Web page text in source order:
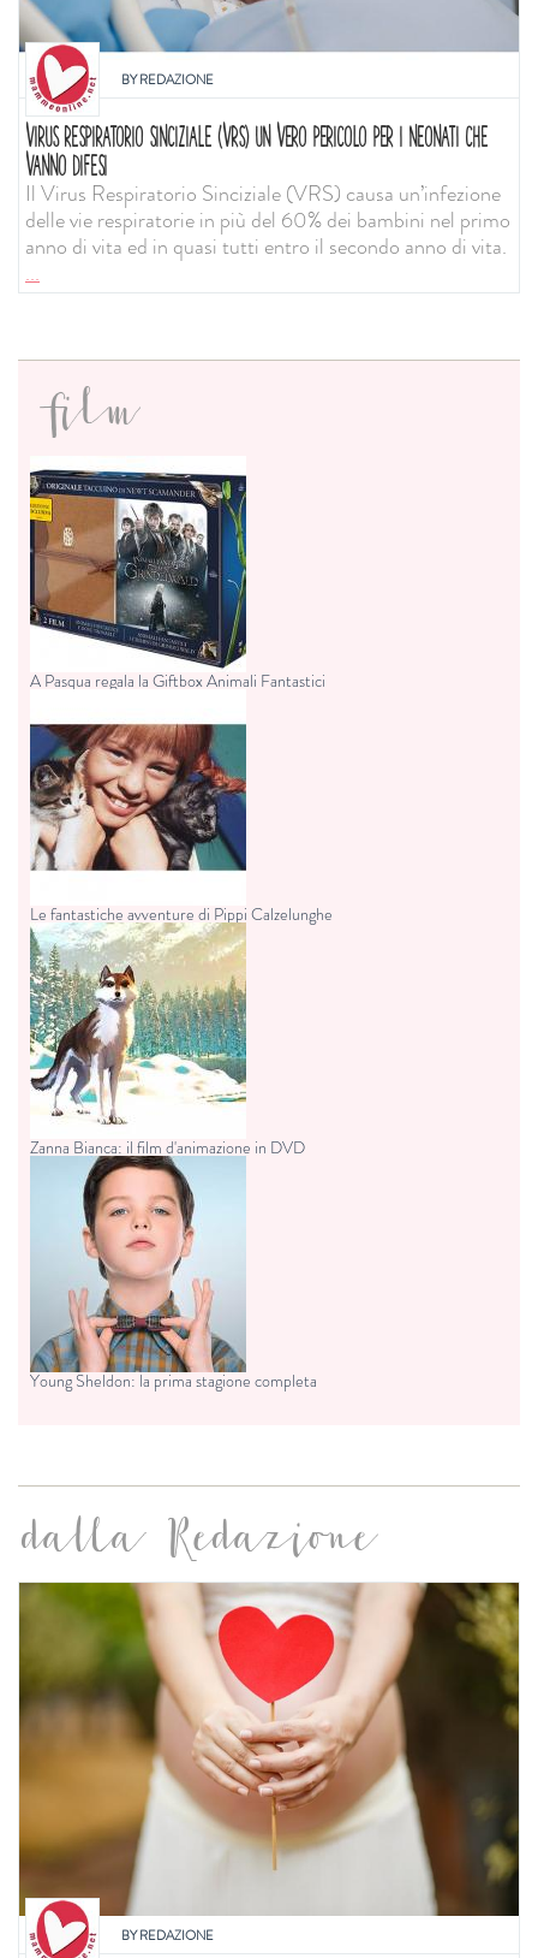
BYREDAZIONE
VIRUS RESPIRATORIO SINCIZIALE (VRS) UN VERO PERICOLO PER I NEONATI CHE
VANNO DIFESI
Il Virus Respiratorio Sinciziale (VRS) causa un’infezione
delle vie respiratorie in più del 60% dei bambini nel primo
anno di vita ed in quasi tutti entro il secondo anno di vita.
...
film
A Pasqua regala la Giftbox Animali Fantastici
Le fantastiche avventure di Pippi Calzelunghe
Zanna Bianca: il film d'animazione in DVD
Young Sheldon: la prima stagione completa
dalla Redazione
BYREDAZIONE